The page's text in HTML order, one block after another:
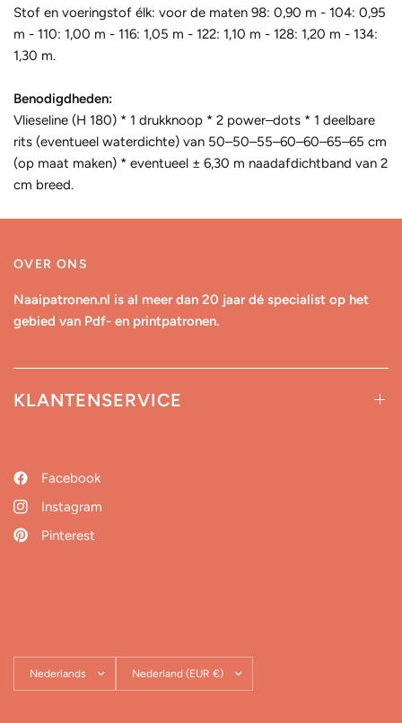
Stof en voeringstof élk: voor de maten 98: 0,90 m - 104: 0,95
m - 110: 1,00 m - 116: 1,05 m - 122: 1,10 m - 128: 1,20 m - 134:
1,30 m.
Benodigdheden:
Vlieseline (H 180) * 1 drukknoop * 2 power‒dots * 1 deelbare
rits (eventueel waterdichte) van 50‒50‒55‒60‒60‒65‒65 cm
(op maat maken) * eventueel ± 6,30 m naadafdichtband van 2
cm breed.
OVER ONS
Naaipatronen.nl is al meer dan 20 jaar dé specialist op het
gebied van Pdf- en printpatronen.
KLANTENSERVICE
Facebook
Instagram
Pinterest